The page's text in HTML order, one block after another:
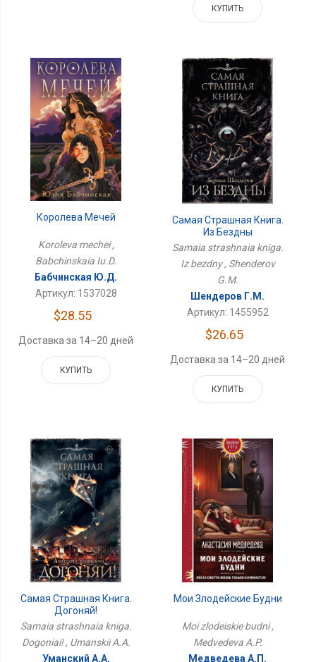
КУПИТЬ
Королева Мечей
Koroleva mechei ,
Babchinskaia Iu.D.
Бабчинская Ю.Д.
Артикул: 1537028
$28.55
Доставка за 14–20 дней
КУПИТЬ
Самая Страшная Книга.
Из Бездны
Samaia strashnaia kniga.
Iz bezdny , Shenderov
G.M.
Шендеров Г.М.
Артикул: 1455952
$26.65
Доставка за 14–20 дней
КУПИТЬ
Самая Страшная Книга.
Догоняй!
Samaia strashnaia kniga.
Dogoniai! , Umanskii A.A.
Уманский А.А.
Мои Злодейские Будни
Moi zlodeiskie budni ,
Medvedeva A.P.
Медведева А.П.